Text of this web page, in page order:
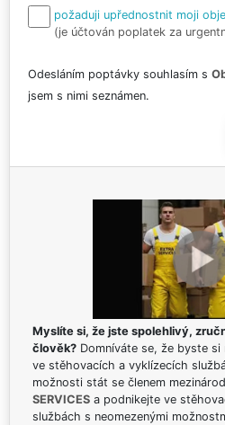
požaduji upřednostnit moji
(je účtován poplatek za
Odesláním poptávky souhlasím s
jsem s nimi seznámen.
Myslíte si, že jste spolehlivý,
člověk? Domníváte se, že byste
ve stěhovacích a vyklízecích
možnosti stát se členem
SERVICES a podnikejte ve
službách s neomezenými